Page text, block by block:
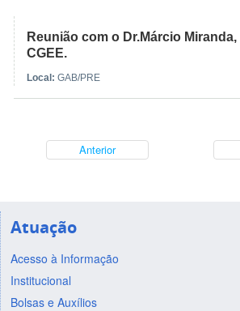
Reunião com o Dr.Márcio
CGEE.
Local: GAB/PRE
Anterior
Atuação
Acesso à Informação
Institucional
Bolsas e Auxílios